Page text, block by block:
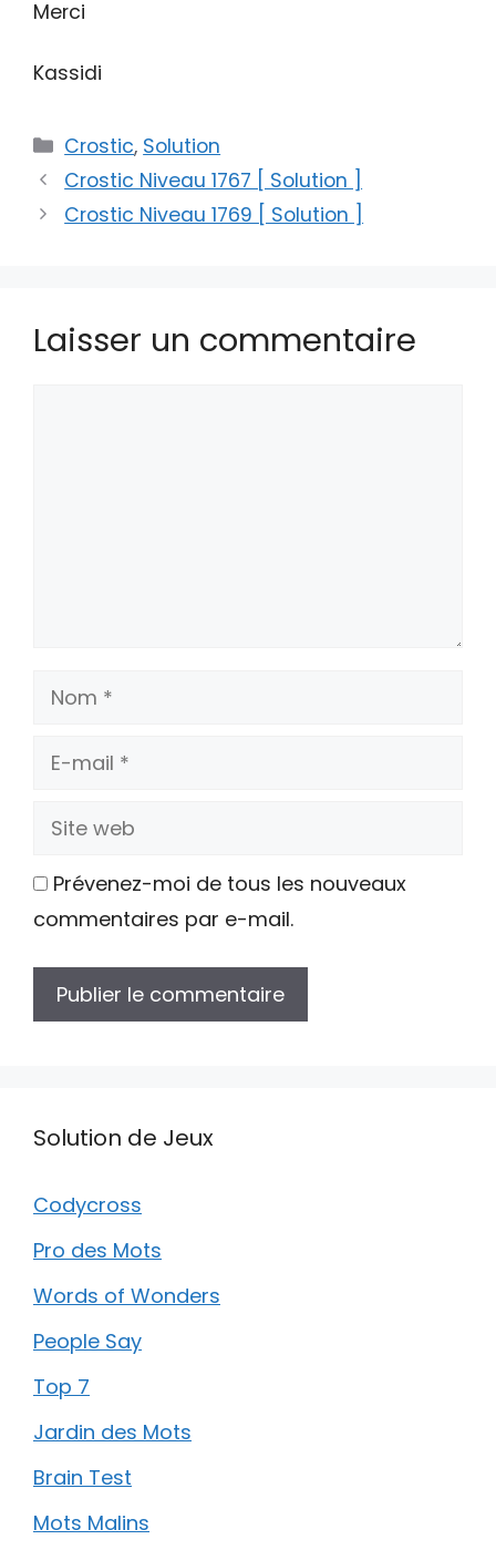
Merci
Kassidi
Catégories
Crostic, Solution
Crostic Niveau 1767 [ Solution ]
Crostic Niveau 1769 [ Solution ]
Laisser un commentaire
Nom
E-
Site
Prévenez-moi de tous les nouveaux
commentaires par e-mail.
Solution de Jeux
Codycross
Pro des Mots
Words of Wonders
People Say
Top 7
Jardin des Mots
Brain Test
Mots Malins